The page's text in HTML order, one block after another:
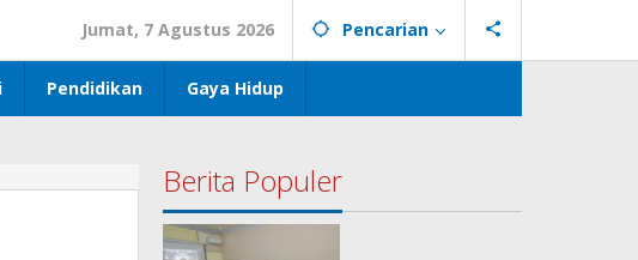
Jumat, 7 Agustus 2026 Pencarian
Pendidikan Gaya Hidup
Berita Populer